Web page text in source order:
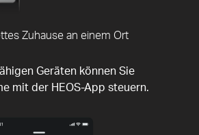
Zuhause an einem Ort
Geräten können Sie
mit der HEOS-App steuern.